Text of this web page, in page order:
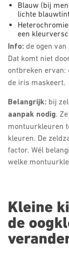
Blauw (bij
lichte
een
Info: de ogen
Dat komt niet
ontbreken ervan:
de iris maskeert.
Belangrijk: bij
aanpak nodig.
montuurkleuren
kleuren. De
factor. Wél
welke
Kleine
de